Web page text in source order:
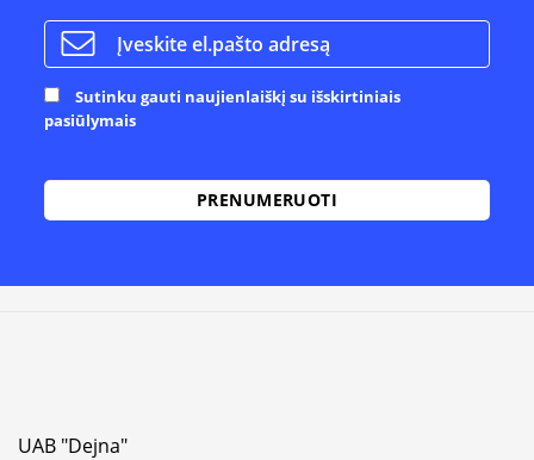
Sutinku gauti naujienlaiškį su išskirtiniais
pasiūlymais
UAB "Dejna"